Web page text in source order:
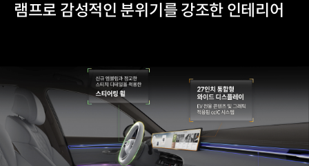
램프로 감성적인 분위기를 강조한 인테리어